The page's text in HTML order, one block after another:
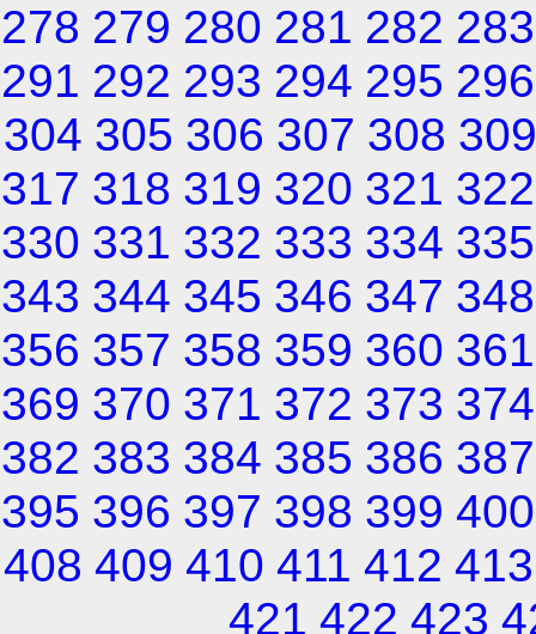
278 279 280 281 282 283
291 292 293 294 295 296
304 305 306 307 308 309
317 318 319 320 321 322
330 331 332 333 334 335
343 344 345 346 347 348
356 357 358 359 360 361
369 370 371 372 373 374
382 383 384 385 386 387
395 396 397 398 399 400
408 409 410 411 412 413
421 422 423